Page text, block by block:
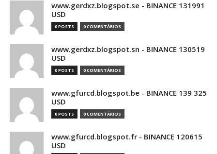
www.gerdxz.blogspot.se - BINANCE 131991
USD
0 POSTS 0 COMENTÁRIOS
www.gerdxz.blogspot.sn - BINANCE 130519
USD
0 POSTS 0 COMENTÁRIOS
www.gfurcd.blogspot.be - BINANCE 139 325
USD
0 POSTS 0 COMENTÁRIOS
www.gfurcd.blogspot.fr - BINANCE 120615
USD